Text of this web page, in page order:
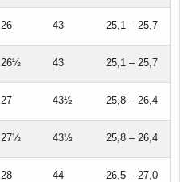
26 43 25,1 – 25,7
26½ 43 25,1 – 25,7
27 43½ 25,8 – 26,4
27½ 43½ 25,8 – 26,4
28 44 26,5 – 27,0